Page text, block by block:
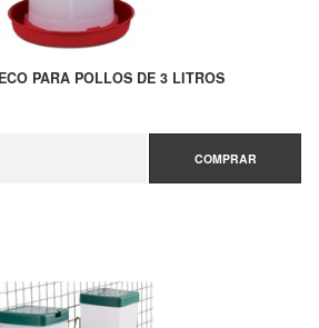
PARA POLLOS DE 3 LITROS
COMPRAR